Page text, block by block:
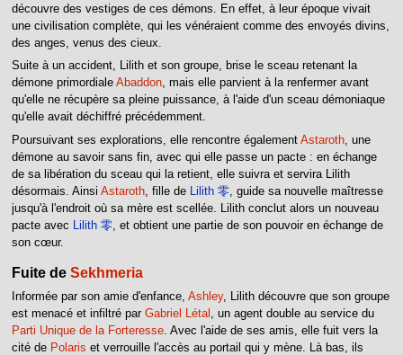
découvre des vestiges de ces démons. En effet, à leur époque vivait
une civilisation complète, qui les vénéraient comme des envoyés divins,
des anges, venus des cieux.
Suite à un accident, Lilith et son groupe, brise le sceau retenant la
démone primordiale Abaddon, mais elle parvient à la renfermer avant
qu'elle ne récupère sa pleine puissance, à l'aide d'un sceau démoniaque
qu'elle avait déchiffré précédemment.
Poursuivant ses explorations, elle rencontre également Astaroth, une
démone au savoir sans fin, avec qui elle passe un pacte : en échange
de sa libération du sceau qui la retient, elle suivra et servira Lilith
désormais. Ainsi Astaroth, fille de Lilith 零 , guide sa nouvelle maîtresse
jusqu'à l'endroit où sa mère est scellée. Lilith conclut alors un nouveau
pacte avec
Lilith 零 , et obtient une partie de son pouvoir en échange de
son cœur.
Fuite de Sekhmeria
Informée par son amie d'enfance, Ashley, Lilith découvre que son groupe
est menacé et infiltré par Gabriel Létal , un agent double au service du
Parti Unique de la Forteresse. Avec l'aide de ses amis, elle fuit vers la
cité de Polaris et verrouille l'accès au portail qui y mène. Là bas, ils